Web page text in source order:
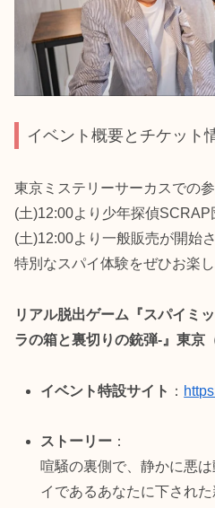
イベント概要とチケット
東京ミステリーサーカスでの
(土)12:00より少年探偵SCRAP
(土)12:00より一般販売が開始
特別なスパイ体験をぜひお楽し
リアル脱出ゲーム『スパイミ
ラの箱と裏切りの銃弾-』東京
イベント特設サイト ：
ストーリー ：
喧騒の裏側で、静かに悪
イであるあなたに下され